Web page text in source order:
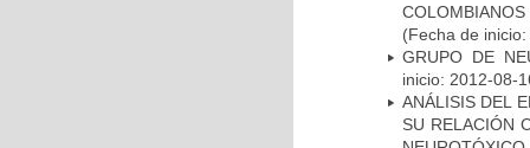
(Fecha de
GRUPO DE
inicio: 2012-08-
ANÁLISIS DEL
SU RELACIÓN